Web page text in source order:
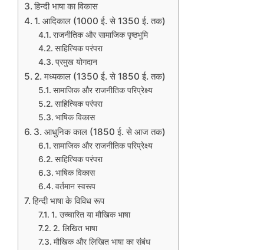
हिन्दी भाषा का विकास
1. आदिकाल (1000 ई. से 1350 ई. तक)
राजनीतिक और सामाजिक पृष्ठभूमि
साहित्यिक परंपरा
प्रमुख योगदान
2. मध्यकाल (1350 ई. से 1850 ई. तक)
सामाजिक और राजनीतिक परिप्रेक्ष्य
साहित्यिक परंपरा
भाषिक विकास
3. आधुनिक काल (1850 ई. से आज तक)
सामाजिक और राजनीतिक परिप्रेक्ष्य
साहित्यिक परंपरा
भाषिक विकास
वर्तमान स्वरूप
हिन्दी भाषा के विविध रूप
1. उच्चारित या मौखिक भाषा
2. लिखित भाषा
मौखिक और लिखित भाषा का संबंध